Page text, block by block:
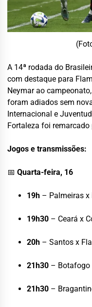
A 14ª rodada do
com destaque para
Neymar ao
foram adiados sem
Internacional e
Fortaleza foi remarcado
Jogos e transmissões:
📅 Quarta-feira, 16
19h – Palmeiras x
19h30 – Ceará x
20h – Santos x
21h30 – Botafogo
21h30 –